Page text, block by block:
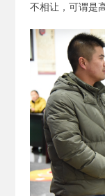
不相让，可谓是